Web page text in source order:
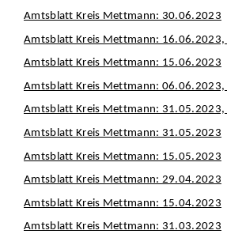
Amtsblatt Kreis Mettmann: 30.06.2023
Amtsblatt Kreis Mettmann: 16.06.2023,
Amtsblatt Kreis Mettmann: 15.06.2023
Amtsblatt Kreis Mettmann: 06.06.2023,
Amtsblatt Kreis Mettmann: 31.05.2023,
Amtsblatt Kreis Mettmann: 31.05.2023
Amtsblatt Kreis Mettmann: 15.05.2023
Amtsblatt Kreis Mettmann: 29.04.2023
Amtsblatt Kreis Mettmann: 15.04.2023
Amtsblatt Kreis Mettmann: 31.03.2023